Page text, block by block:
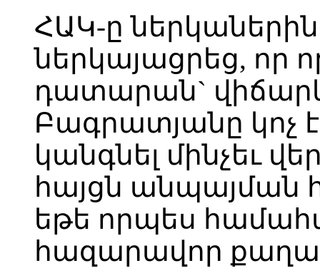
ՀԱԿ-ը ներկաներին
ներկայացրեց, որ
դատարան`
Բագրատյանը կոչ
կանգնել մինչեւ
հայցն անպայման
եթե որպես
հազարավոր